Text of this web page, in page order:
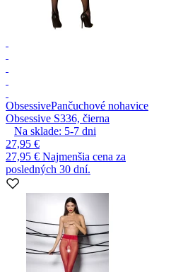
ObsessivePančuchové nohavice
Obsessive S336, čierna
Na sklade: 5-7 dni
27,95 €
27,95 € Najmenšia cena za
posledných 30 dní.